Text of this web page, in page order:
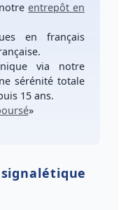
entrepôt en
en français
via notre
sérénité totale
15 ans.
»